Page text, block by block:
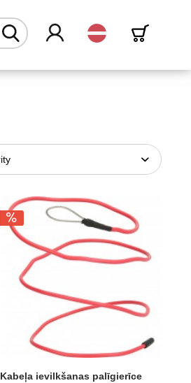
Latvijas
Kabeļa ievilkšanas palīgierīce